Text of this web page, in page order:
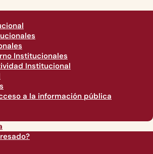
Institucionales
Institucional
a la información pública